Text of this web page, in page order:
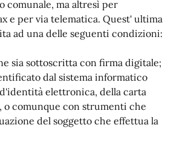
comunale, ma altresì per
e per via telematica. Quest' ultima
ad una delle seguenti condizioni:
sia sottoscritta con firma digitale;
dal sistema informatico
elettronica, della carta
o comunque con strumenti che
del soggetto che effettua la